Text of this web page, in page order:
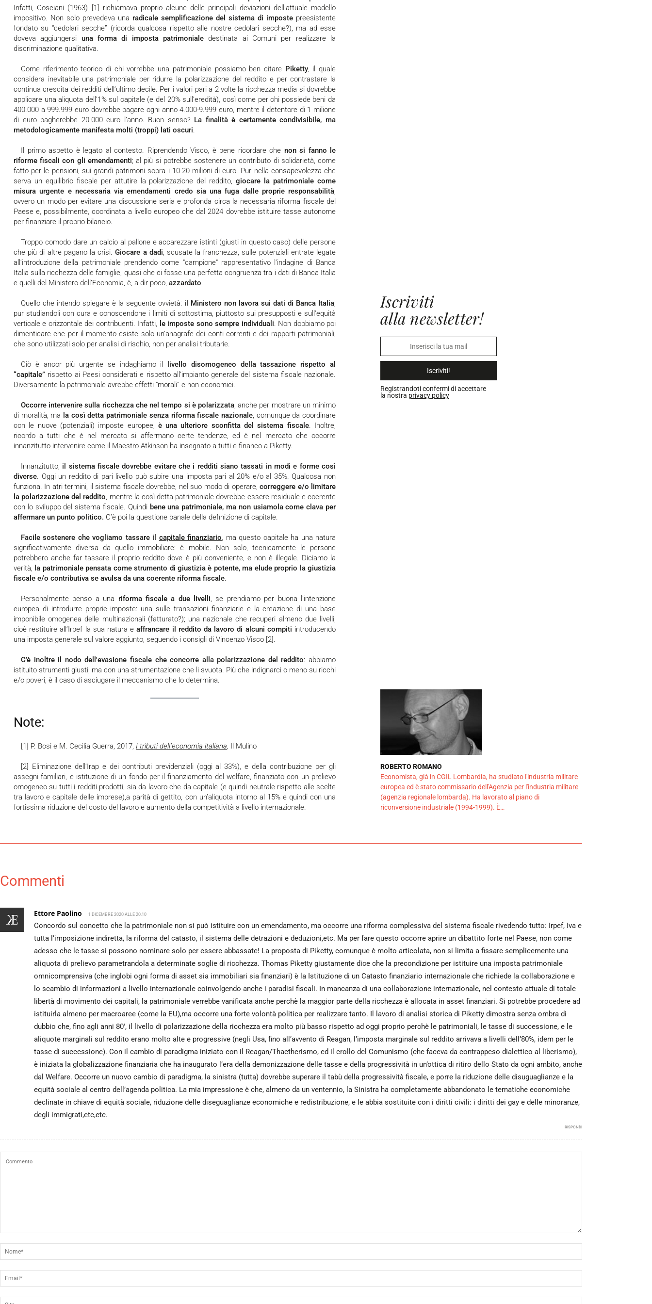
Infatti, Cosciani (1963) [1] richiamava proprio alcune delle principali deviazioni dell’attuale modello
impositivo. Non solo prevedeva una radicale semplificazione del sistema di imposte preesistente
fondato su “cedolari secche” (ricorda qualcosa rispetto alle nostre cedolari secche?), ma ad esse
doveva aggiungersi una forma di imposta patrimoniale destinata ai Comuni per realizzare la
discriminazione qualitativa.
Come riferimento teorico di chi vorrebbe una patrimoniale possiamo ben citare Piketty, il quale
considera inevitabile una patrimoniale per ridurre la polarizzazione del reddito e per contrastare la
continua crescita dei redditi dell’ultimo decile. Per i valori pari a 2 volte la ricchezza media si dovrebbe
applicare una aliquota dell’1% sul capitale (e del 20% sull’eredità), così come per chi possiede beni da
400.000 a 999.999 euro dovrebbe pagare ogni anno 4.000-9.999 euro, mentre il detentore di 1 milione
di euro pagherebbe 20.000 euro l’anno. Buon senso? La finalità è certamente condivisibile, ma
metodologicamente manifesta molti (troppi) lati oscuri.
Il primo aspetto è legato al contesto. Riprendendo Visco, è bene ricordare che non si fanno le
riforme fiscali con gli emendamenti; al più si potrebbe sostenere un contributo di solidarietà, come
fatto per le pensioni, sui grandi patrimoni sopra i 10-20 milioni di euro. Pur nella consapevolezza che
serva un equilibrio fiscale per attutire la polarizzazione del reddito,giocare la patrimoniale come
misura urgente e necessaria via emendamenti credo sia una fuga dalle proprie responsabilità,
ovvero un modo per evitare una discussione seria e profonda circa la necessaria riforma fiscale del
Paese e, possibilmente, coordinata a livello europeo che dal 2024 dovrebbe istituire tasse autonome
per finanziare il proprio bilancio.
Troppo comodo dare un calcio al pallone e accarezzare istinti (giusti in questo caso) delle persone
che più di altre pagano la crisi.Giocare a dadi, scusate la franchezza, sulle potenziali entrate legate
all’introduzione della patrimoniale prendendo come "campione" rappresentativo l’indagine di Banca
Italia sulla ricchezza delle famiglie, quasi che ci fosse una perfetta congruenza tra i dati di Banca Italia
e quelli del Ministero dell’Economia, è, a dir poco, azzardato.
Quello che intendo spiegare è la seguente ovvietà: il Ministero non lavora sui dati di Banca Italia,
pur studiandoli con cura e conoscendone i limiti di sottostima, piuttosto sui presupposti e sull'equità
verticale e orizzontale dei contribuenti. Infatti, le imposte sono sempre individuali. Non dobbiamo poi
dimenticare che per il momento esiste solo un’anagrafe dei conti correnti e dei rapporti patrimoniali,
che sono utilizzati solo per analisi di rischio, non per analisi tributarie.
Ciò è ancor più urgente se indaghiamo il
livello disomogeneo della tassazione rispetto al
“capitale” rispetto ai Paesi considerati e rispetto all’impianto generale del sistema fiscale nazionale.
Diversamente la patrimoniale avrebbe effetti “morali” e non economici.
Occorre intervenire sulla ricchezza che nel tempo si è polarizzata, anche per mostrare un minimo
di moralità, ma la così detta patrimoniale senza riforma fiscale nazionale, comunque da coordinare
con le nuove (potenziali) imposte europee, è una ulteriore sconfitta del sistema fiscale. Inoltre,
ricordo a tutti che è nel mercato si affermano certe tendenze, ed è nel mercato che occorre
innanzitutto intervenire come il Maestro Atkinson ha insegnato a tutti e financo a Piketty.
Innanzitutto, il sistema fiscale dovrebbe evitare che i redditi siano tassati in modi e forme così
diverse. Oggi un reddito di pari livello può subire una imposta pari al 20% e/o al 35%. Qualcosa non
funziona. In atri termini, il sistema fiscale dovrebbe, nel suo modo di operare,correggere e/o limitare
la polarizzazione del reddito, mentre la così detta patrimoniale dovrebbe essere residuale e coerente
con lo sviluppo del sistema fiscale. Quindi bene una patrimoniale, ma non usiamola come clava per
affermare un punto politico. C’è poi la questione banale della definizione di capitale.
Facile sostenere che vogliamo tassare il capitale finanziario, ma questo capitale ha una natura
significativamente diversa da quello immobiliare: è mobile. Non solo, tecnicamente le persone
potrebbero anche far tassare il proprio reddito dove è più conveniente, e non è illegale. Diciamo la
verità, la patrimoniale pensata come strumento di giustizia è potente, ma elude proprio la giustizia
fiscale e/o contributiva se avulsa da una coerente riforma fiscale.
Personalmente penso a una riforma fiscale a due livelli, se prendiamo per buona l’intenzione
europea di introdurre proprie imposte: una sulle transazioni finanziarie e la creazione di una base
imponibile omogenea delle multinazionali (fatturato?); una nazionale che recuperi almeno due livelli,
cioè restituire all’Irpef la sua natura eaffrancare il reddito da lavoro di alcuni compiti introducendo
una imposta generale sul valore aggiunto, seguendo i consigli di Vincenzo Visco [2].
C’è inoltre il nodo dell'evasione fiscale che concorre alla polarizzazione del reddito: abbiamo
istituito strumenti giusti, ma con una strumentazione che li svuota. Più che indignarci o meno su ricchi
e/o poveri, è il caso di asciugare il meccanismo che lo determina.
Note:
[1] P. Bosi e M. Cecilia Guerra, 2017, I tributi dell’economia italiana, Il Mulino
[2] Eliminazione dell’Irap e dei contributi previdenziali (oggi al 33%), e della contribuzione per gli
assegni familiari, e istituzione di un fondo per il finanziamento del welfare, finanziato con un prelievo
omogeneo su tutti i redditi prodotti, sia da lavoro che da capitale (e quindi neutrale rispetto alle scelte
tra lavoro e capitale delle imprese),a parità di gettito, con un’aliquota intorno al 15% e quindi con una
fortissima riduzione del costo del lavoro e aumento della competitività a livello internazionale.
Iscriviti
alla newsletter!
Iscriviti!
Registrandoti confermi di accettare
la nostra privacy policy
ROBERTO ROMANO
Economista, già in CGIL Lombardia, ha studiato l'industria militare
europea ed è stato commissario dell'Agenzia per l'industria militare
(agenzia regionale lombarda). Ha lavorato al piano di
riconversione industriale (1994-1999). È…
Commenti
Ettore Paolino 1 DICEMBRE 2020 ALLE 20.10
Concordo sul concetto che la patrimoniale non si può istituire con un emendamento, ma occorre una riforma complessiva del sistema fiscale rivedendo tutto: Irpef, Iva e
tutta l’imposizione indiretta, la riforma del catasto, il sistema delle detrazioni e deduzioni,etc. Ma per fare questo occorre aprire un dibattito forte nel Paese, non come
adesso che le tasse si possono nominare solo per essere abbassate! La proposta di Piketty, comunque è molto articolata, non si limita a fissare semplicemente una
aliquota di prelievo parametrandola a determinate soglie di ricchezza. Thomas Piketty giustamente dice che la precondizione per istituire una imposta patrimoniale
omnicomprensiva (che inglobi ogni forma di asset sia immobiliari sia finanziari) è la Istituzione di un Catasto finanziario internazionale che richiede la collaborazione e
lo scambio di informazioni a livello internazionale coinvolgendo anche i paradisi fiscali. In mancanza di una collaborazione internazionale, nel contesto attuale di totale
libertà di movimento dei capitali, la patrimoniale verrebbe vanificata anche perchè la maggior parte della ricchezza è allocata in asset finanziari. Si potrebbe procedere ad
istituirla almeno per macroaree (come la EU),ma occorre una forte volontà politica per realizzare tanto. Il lavoro di analisi storica di Piketty dimostra senza ombra di
dubbio che, fino agli anni 80′, il livello di polarizzazione della ricchezza era molto più basso rispetto ad oggi proprio perchè le patrimoniali, le tasse di successione, e le
aliquote marginali sul reddito erano molto alte e progressive (negli Usa, fino all’avvento di Reagan, l’imposta marginale sul reddito arrivava a livelli dell’80%, idem per le
tasse di successione). Con il cambio di paradigma iniziato con il Reagan/Thactherismo, ed il crollo del Comunismo (che faceva da contrappeso dialettico al liberismo),
è iniziata la globalizzazione finanziaria che ha inaugurato l’era della demonizzazione delle tasse e della progressività in un’ottica di ritiro dello Stato da ogni ambito, anche
dal Welfare. Occorre un nuovo cambio di paradigma, la sinistra (tutta) dovrebbe superare il tabù della progressività fiscale, e porre la riduzione delle disuguaglianze e la
equità sociale al centro dell’agenda politica. La mia impressione è che, almeno da un ventennio, la Sinistra ha completamente abbandonato le tematiche economiche
declinate in chiave di equità sociale, riduzione delle diseguaglianze economiche e redistribuzione, e le abbia sostituite con i diritti civili: i diritti dei gay e delle minoranze,
degli immigrati,etc,etc.
RISPONDI